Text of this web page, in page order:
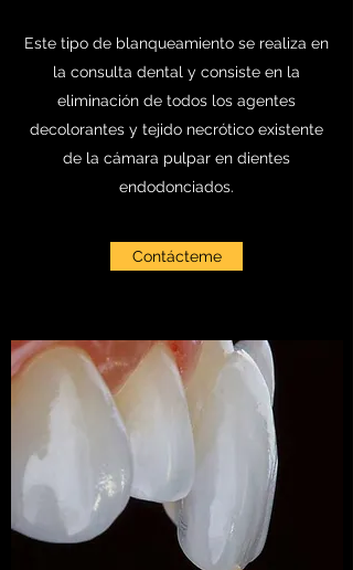
Este tipo de blanqueamiento se realiza en
la consulta dental y consiste en la
eliminación de todos los agentes
decolorantes y tejido necrótico existente
de la cámara pulpar en dientes
endodonciados.
Contácteme